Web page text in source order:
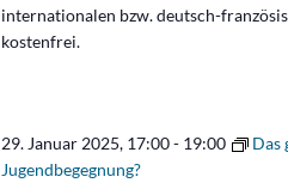
internationalen bzw. deutsch-
kostenfrei.
29. Januar 2025, 17:00- 19:00
Das
Jugendbegegnung?